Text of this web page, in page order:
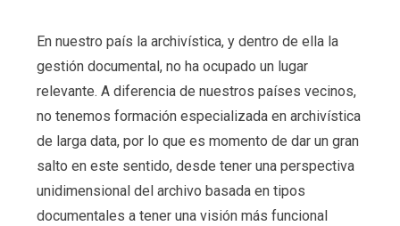
En nuestro país la archivística, y dentro de ella la
gestión documental, no ha ocupado un lugar
relevante. A diferencia de nuestros países vecinos,
no tenemos formación especializada en archivística
de larga data, por lo que es momento de dar un gran
salto en este sentido, desde tener una perspectiva
unidimensional del archivo basada en tipos
documentales a tener una visión más funcional